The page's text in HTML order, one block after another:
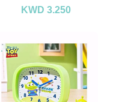
KWD 3.250